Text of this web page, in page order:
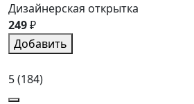
Дизайнерская открытка
249₽
Добавить
5(184)